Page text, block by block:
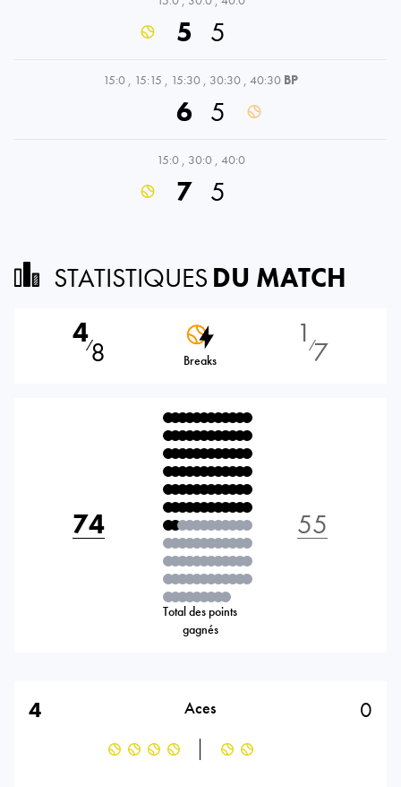
5 5
15:0 , 15:15 , 15:30 , 30:30 , 40:30 BP
6 5
15:0 , 30:0 , 40:0
7 5
STATISTIQUES DU MATCH
4⁄8 Breaks
1 ⁄7
74
Total des points
gagnés
55
4 Aces 0